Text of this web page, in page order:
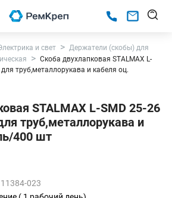
и свет
Держатели (скобы) для
Скоба двухлапковая STALMAX L-
труб,металлорукава и кабеля оц.
STALMAX L-SMD 25-26
труб,металлорукава и
400 шт
11384-023